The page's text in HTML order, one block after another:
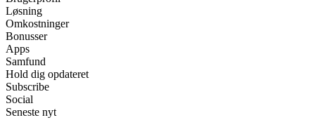
Løsning
Omkostninger
Bonusser
Apps
Samfund
Hold dig opdateret
Subscribe
Social
Seneste nyt